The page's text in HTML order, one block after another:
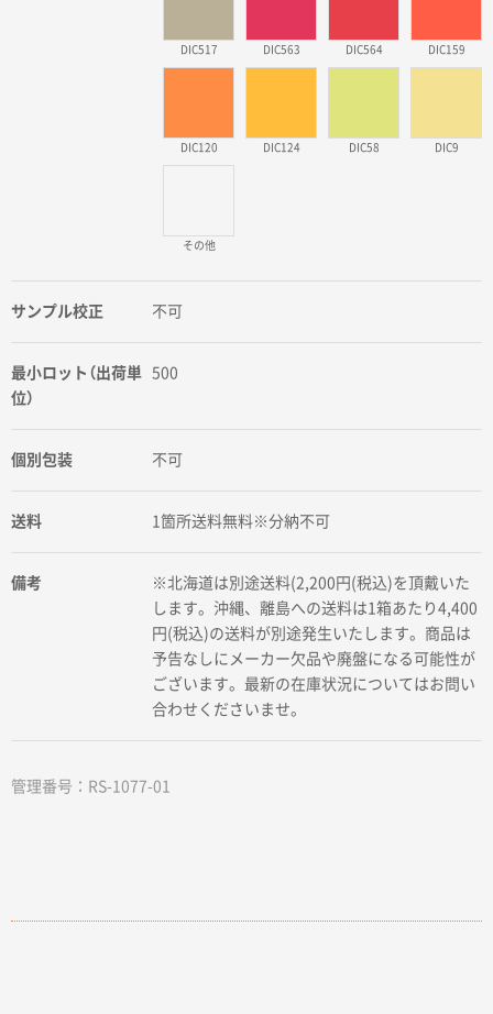
DIC517 DIC563 DIC564 DIC159
DIC120 DIC124 DIC58 DIC9
その他
サンプル校正 不可
最小ロット（出荷単
位）
500
個別包装 不可
送料 1箇所送料無料※分納不可
備考
※北海道は別途送料(2,200円(税込)を頂戴いた
します。沖縄、離島への送料は1箱あたり4,400
円(税込)の送料が別途発生いたします。商品は
予告なしにメーカー欠品や廃盤になる可能性が
ございます。最新の在庫状況についてはお問い
合わせくださいませ。
管理番号：RS-1077-01